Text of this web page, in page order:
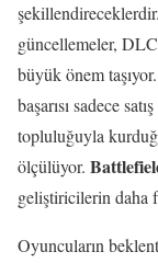
güncellemeler,
büyük önem
başarısı sadece
topluluğuyla
ölçülüyor.
geliştiricilerin daha
Oyuncuların